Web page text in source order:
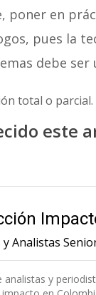
en
pues la
debe
total o parcial.
este
Analistas
analistas y